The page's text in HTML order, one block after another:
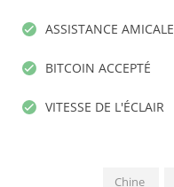
ASSISTANCE AMICALE
BITCOIN ACCEPTÉ
VITESSE DE L'ÉCLAIR
Chine